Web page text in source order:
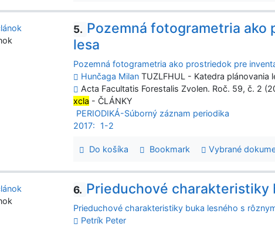
5. Pozemná fotogrametria
lesa
Pozemná fotogrametria ako prostriedok pre
Hunčaga Milan TUZLFHUL - Katedra
Acta Facultatis Forestalis Zvolen. Roč. 59, č. 2
xcla - ČLÁNKY
PERIODIKÁ-Súborný záznam periodika
2017:
1-2
Do košíka Bookmark Vybrané
6. Prieduchové charakteristiky
Prieduchové charakteristiky buka lesného s
Petrík Peter